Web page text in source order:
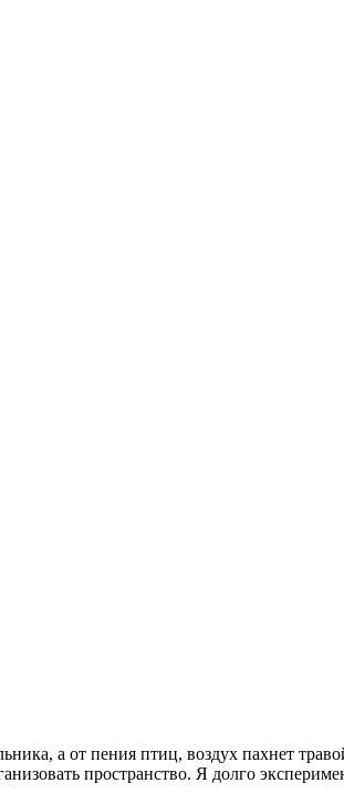
а от пения птиц, воздух пахнет
пространство. Я долго